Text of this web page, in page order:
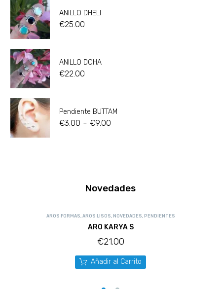
ANILLO DHELI
€25.00
ANILLO DOHA
€22.00
Pendiente BUTTAM
€3.00 - €9.00
Novedades
AROS FORMAS AROS LISOS NOVEDADES PENDIENTES
ARO KARYA S
€21.00
Añadir al Carrito